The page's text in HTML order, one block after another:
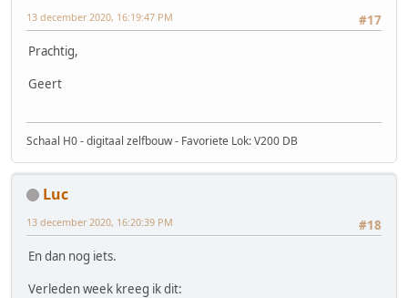
#17
13 december 2020, 16:19:47 PM
Prachtig,
Geert
Schaal H0 - digitaal zelfbouw - Favoriete Lok: V200 DB
Luc
#18
13 december 2020, 16:20:39 PM
En dan nog iets.
Verleden week kreeg ik dit: